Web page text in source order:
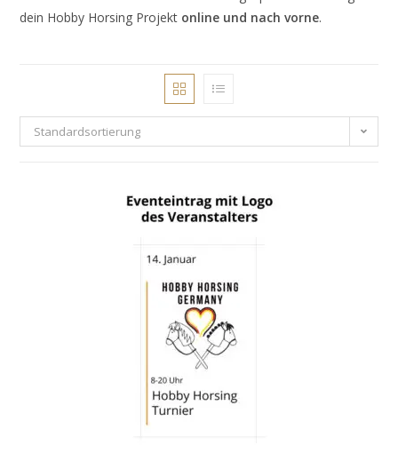
dein Hobby Horsing Projekt online und nach vorne.
Standardsortierung